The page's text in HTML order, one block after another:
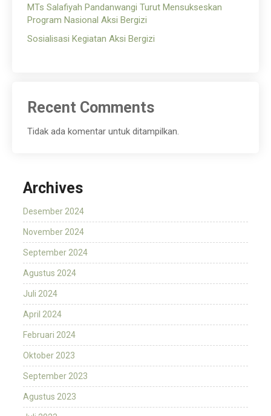
MTs Salafiyah Pandanwangi Turut Mensukseskan
Program Nasional Aksi Bergizi
Sosialisasi Kegiatan Aksi Bergizi
Recent Comments
Tidak ada komentar untuk ditampilkan.
Archives
Desember 2024
November 2024
September 2024
Agustus 2024
Juli 2024
April 2024
Februari 2024
Oktober 2023
September 2023
Agustus 2023